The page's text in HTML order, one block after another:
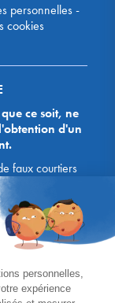
personnelles-
cookies
ce soit, ne
d'un
faux courtiers
bénéficier de
documents,
Soyez vigilants :
de virer sur ses
à l'exception
Ace Crédit /
mail